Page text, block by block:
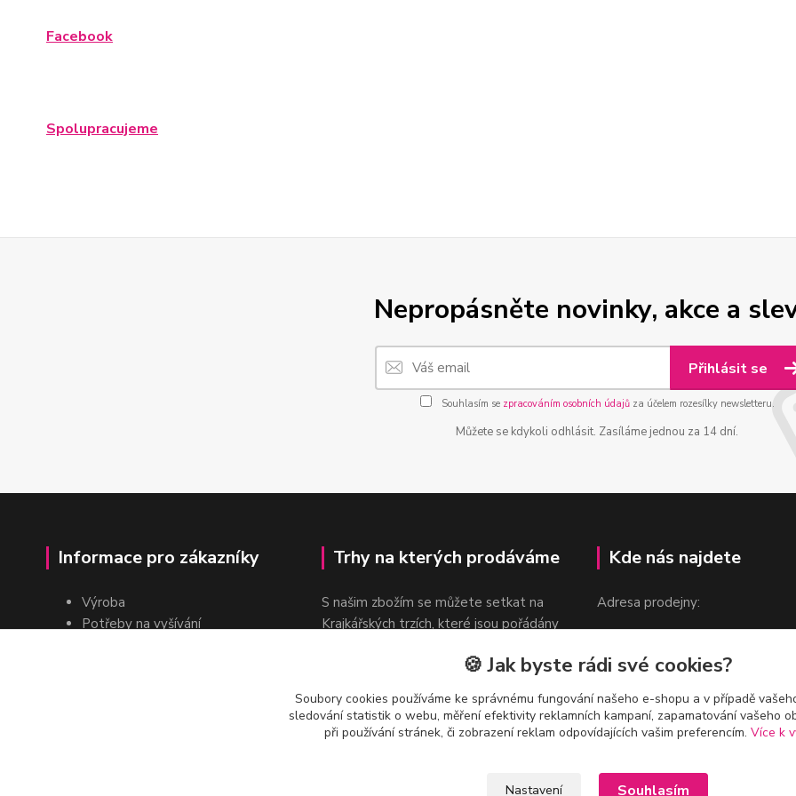
Facebook
Spolupracujeme
Nepropásněte novinky, akce a
Přihlásit se
Souhlasím se zpracováním osobních údajůza účelem rozesílky newsletteru.
Můžete se kdykoli odhlásit. Zasíláme jednou za 14 dní.
Informace pro zákazníky
Výroba
Potřeby na vyšívání
Trhy na kterých prodáváme
S našim zbožím se můžete setkat na
Krajkářských trzích, které jsou pořádány
Kde nás najdete
Adresa prodejny:
v blízkosti stanice Metra B -
Českomoravská
🍪 Jak byste rádi své cookies?
Soubory cookies používáme ke správnému fungování našeho e-shopu a v případě
sledování statistik o webu, měření efektivity reklamních kampaní, zapamatování vašeho
při používání stránek, či zobrazení reklam odpovídajících vašim preferencím. Více k
Nastavení Souhlasím